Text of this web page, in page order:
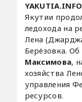
Якутии
ледохода на
Лена
Берёзовка.
Максимова,
хозяйства
управления
ресурсов.